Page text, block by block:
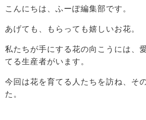
こんにちは、ふーぽ編集部です。
あげても、もらっても嬉しいお花。
私たちが手にする花の向こうには、
てる生産者がいます。
今回は花を育てる人たちを訪ね、そ
た。